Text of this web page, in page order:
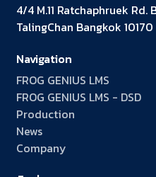
4/4 M.11 Ratchaphruek Rd.
TalingChan Bangkok 10170
Navigation
FROG GENIUS LMS
FROG GENIUS LMS - DSD
Production
News
Company